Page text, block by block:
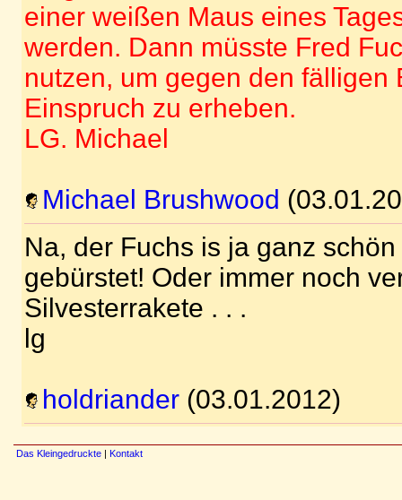
einer weißen Maus eines
werden. Dann müsste Fred
nutzen, um gegen den fälligen
Einspruch zu erheben.
LG. Michael
Michael Brushwood
Na, der Fuchs is ja ganz
gebürstet! Oder immer noch
Silvesterrakete . . .
lg
holdriander (03.01.2012)
Das Kleingedruckte | Kontakt